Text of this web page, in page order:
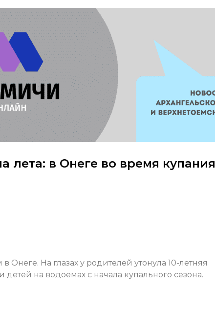
лета: в Онеге во время купания
На глазах у родителей утонула 10-летняя
на водоемах с начала купального сезона.